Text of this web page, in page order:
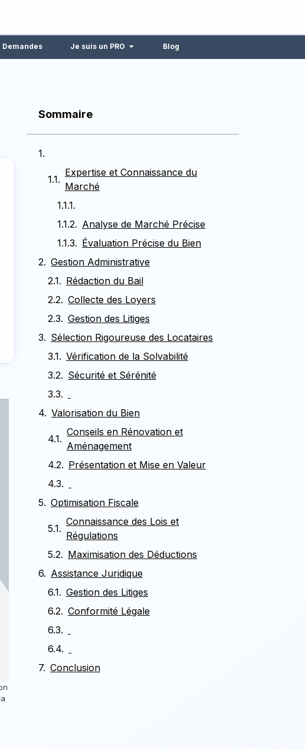
Demandes Je suis un PRO Blog
Sommaire
Expertise et Connaissance du
Marché
Analyse de Marché Précise
Évaluation Précise du Bien
Gestion Administrative
Rédaction du Bail
Collecte des Loyers
Gestion des Litiges
Sélection Rigoureuse des Locataires
Vérification de la Solvabilité
Sécurité et Sérénité
Valorisation du Bien
Conseils en Rénovation et
Aménagement
Présentation et Mise en Valeur
Optimisation Fiscale
Connaissance des Lois et
Régulations
Maximisation des Déductions
Assistance Juridique
Gestion des Litiges
Conformité Légale
Conclusion